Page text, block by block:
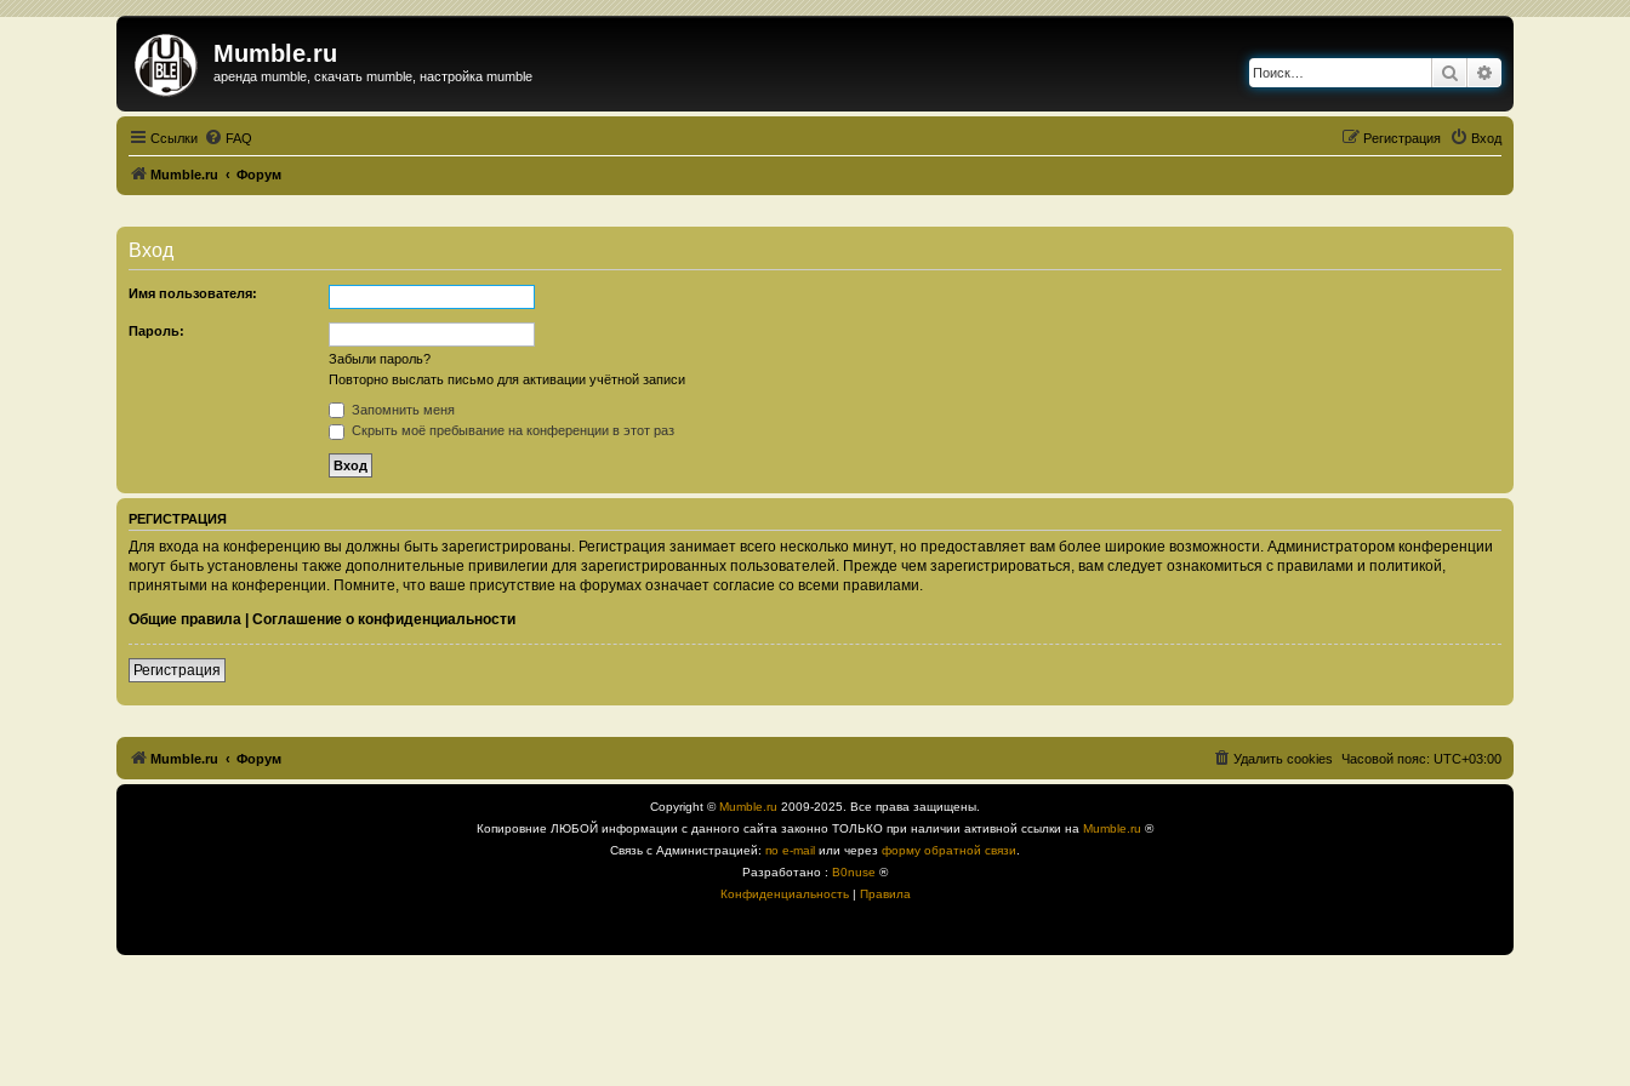
Mumble.ru
аренда mumble, скачать mumble, настройка mumble Поиск
Ссылки FAQ Вход
Регистрация
Mumble.ru Форум
Вход
Имя пользователя:
Пароль:
Забыли пароль?
Повторно выслать письмо для активации учётной записи
Запомнить меня
Скрыть моё пребывание на конференции в этот раз
РЕГИСТРАЦИЯ
Для входа на конференцию вы должны быть зарегистрированы. Регистрация занимает всего несколько минут, но предоставляет вам более широкие возможности. Администратором конференции
могут быть установлены также дополнительные привилегии для зарегистрированных пользователей. Прежде чем зарегистрироваться, вам следует ознакомиться с правилами и политикой,
принятыми на конференции. Помните, что ваше присутствие на форумах означает согласие со всеми правилами.
Общие правила
Соглашение о конфиденциальности
Регистрация
Mumble.ru Форум Часовой пояс: UTC+03:00
Удалить cookies
Copyright ©Mumble.ru 2009-2025. Все права защищены.
Копировние ЛЮБОЙ информации с данного сайта законно ТОЛЬКО при наличии активной ссылки на Mumble.ru ®
Связь с Администрацией: по e-mail или через форму обратной связи.
Разработано : B0nuse ®
Конфиденциальность| Правила